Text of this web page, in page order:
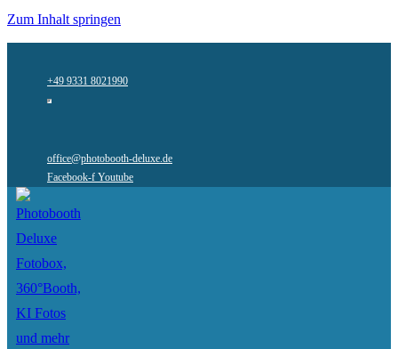
Zum Inhalt springen
+49 9331 8021990
office@photobooth-deluxe.de
Facebook-f Youtube